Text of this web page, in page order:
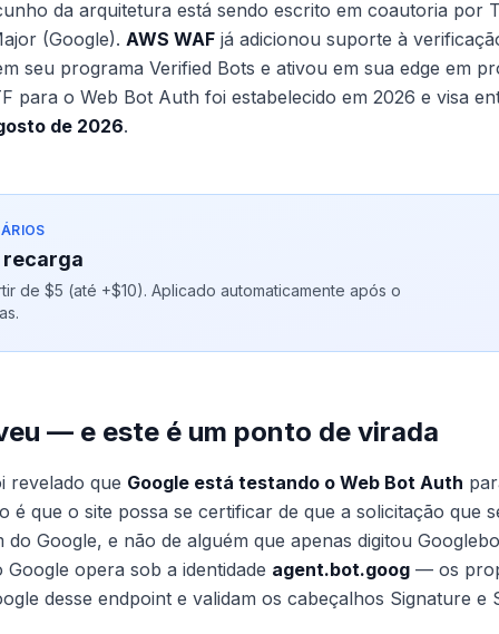
da arquitetura está sendo escrito em coautoria por
(Google). AWS WAF já adicionou suporte à
seu programa Verified Bots e ativou em sua edge em
para o Web Bot Auth foi estabelecido em 2026 e visa
de 2026.
de $5 (até +$10). Aplicado automaticamente após o
— e este é um ponto de virada
revelado que Google está testando o Web Bot Auth
é que o site possa se certificar de que a solicitação que
Google, e não de alguém que apenas digitou
opera sob a identidade agent.bot.goog — os
desse endpoint e validam os cabeçalhos Signature e